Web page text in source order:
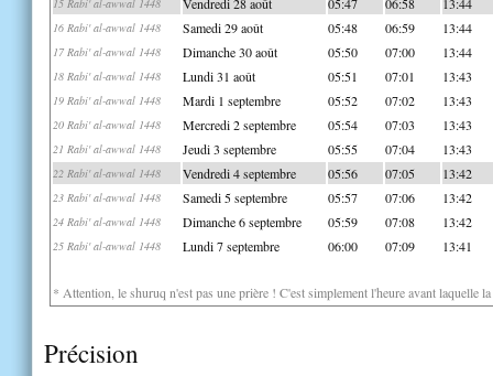
15 Rabi' al-awwal 1448
16 Rabi' al-awwal 1448 Samedi 29 août 05:48 06:59 13:44
17 Rabi' al-awwal 1448 Dimanche 30 août 05:50 07:00 13:44
18 Rabi' al-awwal 1448 Lundi 31 août 05:51 07:01 13:43
19 Rabi' al-awwal 1448 Mardi 1 septembre 05:52 07:02 13:43
20 Rabi' al-awwal 1448 Mercredi 2 septembre 05:54 07:03 13:43
21 Rabi' al-awwal 1448 Jeudi 3 septembre 05:55 07:04 13:43
22 Rabi' al-awwal 1448 Vendredi 4 septembre 05:56 07:05 13:42
23 Rabi' al-awwal 1448 Samedi 5 septembre 05:57 07:06 13:42
24 Rabi' al-awwal 1448 Dimanche 6 septembre 05:59 07:08 13:42
25 Rabi' al-awwal 1448 Lundi 7 septembre 06:00 07:09 13:41
* Attention, le shuruq n'est pas une prière ! C'est simplement l'heure avant laquelle
Précision